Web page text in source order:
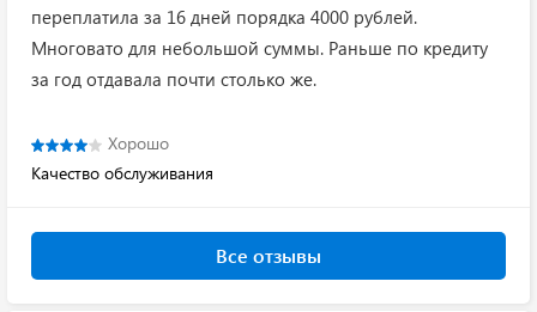
переплатила за 16 дней порядка 4000 рублей.
Многовато для небольшой суммы. Раньше по кредиту
за год отдавала почти столько же.
Хорошо
Качество обслуживания
Все отзывы